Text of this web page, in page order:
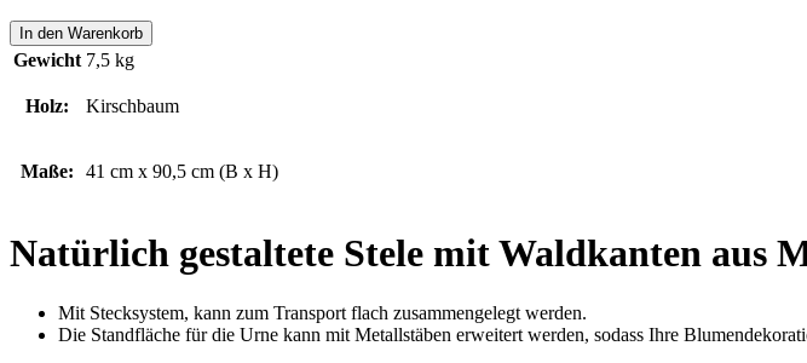
STELE
Menge
In den Warenkorb
Gewicht 7,5 kg
Holz: Kirschbaum
Maße: 41 cm x 90,5 cm (B x H)
Natürlich gestaltete Stele mit Waldkanten aus
Mit Stecksystem, kann zum Transport flach zusammengelegt werden.
Die Standfläche für die Urne kann mit Metallstäben erweitert werden, sodass Ihre